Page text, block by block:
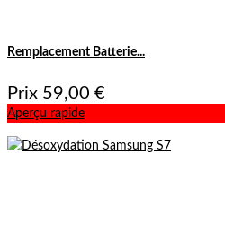
Remplacement Batterie...
Prix 59,00 €
Aperçu rapide